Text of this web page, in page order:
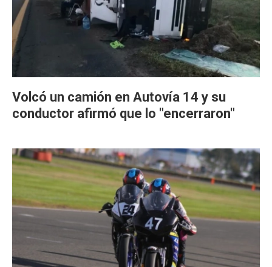
Volcó un camión en Autovía 14 y su
conductor afirmó que lo "encerraron"